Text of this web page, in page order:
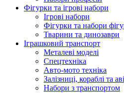
Фігурки та ігрові набори
Ігрові набори
Фігурки та набори
Тварини та динозаври
Іграшковий транспорт
Металеві моделі
Спецтехніка
Авто-мото техніка
Залізниці, кораблі та
Набори з транспортом